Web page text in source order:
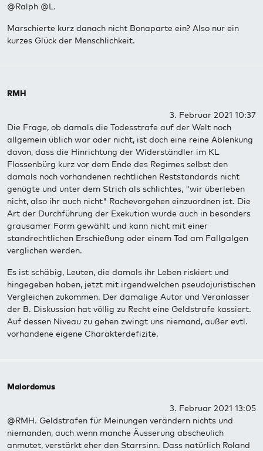
@Ralph @L.
Marschierte kurz danach nicht Bonaparte ein? Also nur ein
kurzes Glück der Menschlichkeit.
RMH
3. Februar 2021 10:37
Die Frage, ob damals die Todesstrafe auf der Welt noch
allgemein üblich war oder nicht, ist doch eine reine Ablenkung
davon, dass die Hinrichtung der Widerständler im KL
Flossenbürg kurz vor dem Ende des Regimes selbst den
damals noch vorhandenen rechtlichen Reststandards nicht
genügte und unter dem Strich als schlichtes, "wir überleben
nicht, also ihr auch nicht" Rachevorgehen einzuordnen ist. Die
Art der Durchführung der Exekution wurde auch in besonders
grausamer Form gewählt und kann nicht mit einer
standrechtlichen Erschießung oder einem Tod am Fallgalgen
verglichen werden.
Es ist schäbig, Leuten, die damals ihr Leben riskiert und
hingegeben haben, jetzt mit irgendwelchen pseudojuristischen
Vergleichen zukommen. Der damalige Autor und Veranlasser
der B. Diskussion hat völlig zu Recht eine Geldstrafe kassiert.
Auf dessen Niveau zu gehen zwingt uns niemand, außer evtl.
vorhandene eigene Charakterdefizite.
Maiordomus
3. Februar 2021 13:05
@RMH. Geldstrafen für Meinungen verändern nichts und
niemanden, auch wenn manche Äusserung abscheulich
anmutet, verstärkt eher den Starrsinn. Dass natürlich Roland